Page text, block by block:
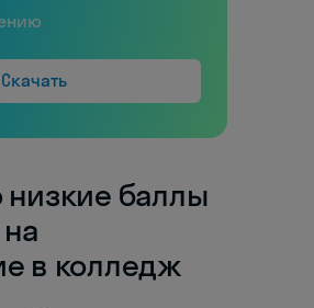
Скачать
низкие баллы
в колледж